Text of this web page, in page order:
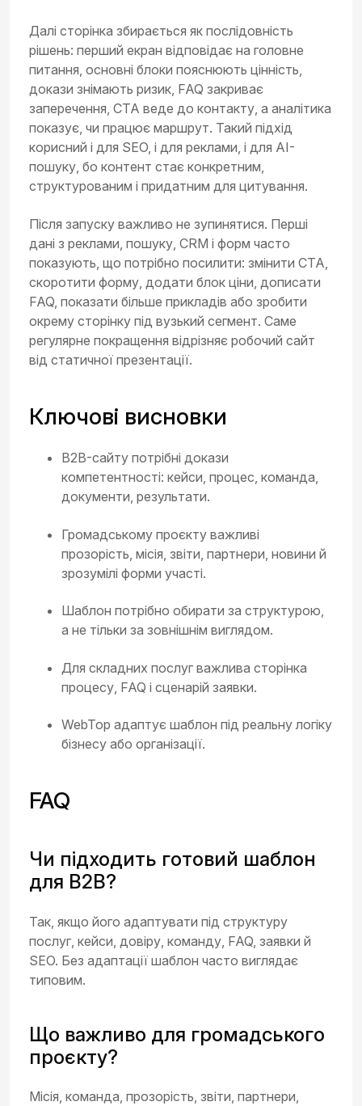
Далі сторінка збирається як послідовність
рішень: перший екран відповідає на головне
питання, основні блоки пояснюють цінність,
докази знімають ризик, FAQ закриває
заперечення, CTA веде до контакту, а аналітика
показує, чи працює маршрут. Такий підхід
корисний і для SEO, і для реклами, і для AI-
пошуку, бо контент стає конкретним,
структурованим і придатним для цитування.
Після запуску важливо не зупинятися. Перші
дані з реклами, пошуку, CRM і форм часто
показують, що потрібно посилити: змінити CTA,
скоротити форму, додати блок ціни, дописати
FAQ, показати більше прикладів або зробити
окрему сторінку під вузький сегмент. Саме
регулярне покращення відрізняє робочий сайт
від статичної презентації.
Ключові висновки
B2B-сайту потрібні докази
компетентності: кейси, процес, команда,
документи, результати.
Громадському проєкту важливі
прозорість, місія, звіти, партнери, новини й
зрозумілі форми участі.
Шаблон потрібно обирати за структурою,
а не тільки за зовнішнім виглядом.
Для складних послуг важлива сторінка
процесу, FAQ і сценарій заявки.
WebTop адаптує шаблон під реальну логіку
бізнесу або організації.
FAQ
Чи підходить готовий шаблон
для B2B?
Так, якщо його адаптувати під структуру
послуг, кейси, довіру, команду, FAQ, заявки й
SEO. Без адаптації шаблон часто виглядає
типовим.
Що важливо для громадського
проєкту?
Місія, команда, прозорість, звіти, партнери,